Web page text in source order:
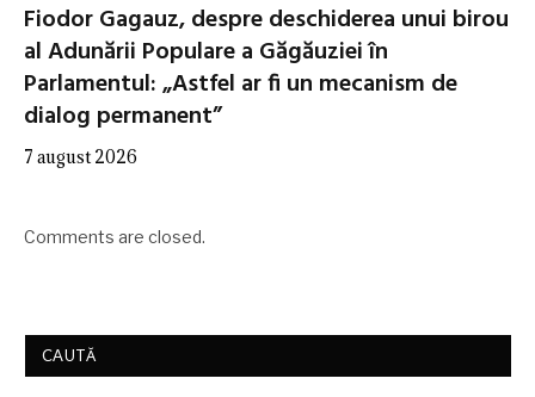
Fiodor Gagauz, despre deschiderea unui birou
al Adunării Populare a Găgăuziei în
Parlamentul: „Astfel ar fi un mecanism de
dialog permanent”
7 august 2026
Comments are closed.
CAUTĂ